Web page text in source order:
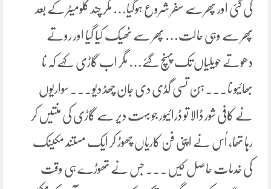
کی گئی اور پھر سے سفر شروع ہوگیا… مگر چند کلومیٹر کے بعد
پھر سے وہی حالت… پھر سے ٹھیک کیا گیا اور روتے
دھوتے حویلیاں تک پہنچ گئے… مگر اب گاڑی کہے کہ نا
بھائیو نا۔۔۔ ہُن تسی گڈی دی جان چھڈ دیو۔۔۔ سواریوں
نے کافی شور ڈالا تو ڈرائیور جو بہت دیر سے گاڑی کی منتیں کر
رہا تھا، اُس نے اپنی فن کاریاں چھوڑ کر ایک مستند مکینک
کی خدمات حاصل کیں۔۔۔ جس نے تھوڑے ہی وقت